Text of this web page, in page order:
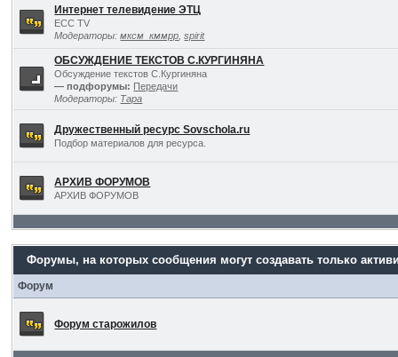
Интернет телевидение ЭТЦ
ECC TV
Модераторы:мксм_кммрр ,spirit
ОБСУЖДЕНИЕ ТЕКСТОВ С.КУРГИНЯНА
Обсуждение текстов С.Кургиняна
— подфорумы: Передачи
Модераторы: Тара
Дружественный ресурс Sovschola.ru
Подбор материалов для ресурса.
АРХИВ ФОРУМОВ
АРХИВ ФОРУМОВ
Форумы, на которых сообщения могут создавать только
Форум
Форум старожилов